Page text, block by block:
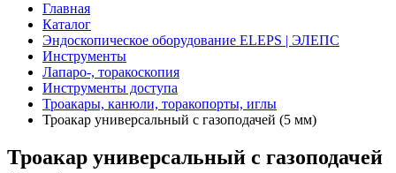
Главная
Каталог
Эндоскопическое оборудование ELEPS | ЭЛЕПС
Инструменты
Лапаро-, торакоскопия
Инструменты доступа
Троакары, канюли, торакопорты, иглы
Троакар универсальный с газоподачей (5 мм)
Троакар универсальный с газоподачей